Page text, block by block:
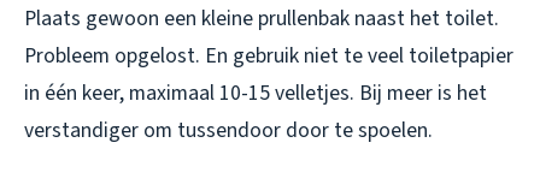
Plaats gewoon een kleine prullenbak naast het toilet.
Probleem opgelost. En gebruik niet te veel toiletpapier
in één keer, maximaal 10-15 velletjes. Bij meer is het
verstandiger om tussendoor door te spoelen.